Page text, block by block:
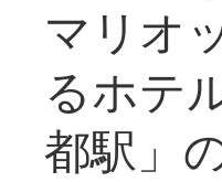
マリオ
るホテ
都駅」